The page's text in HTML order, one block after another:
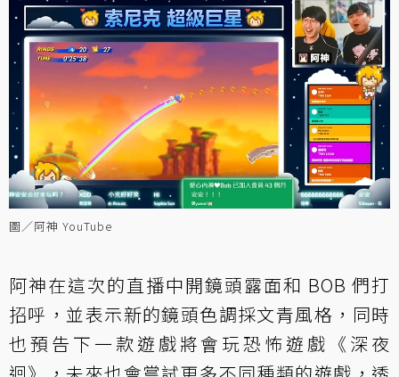
圖／阿神 YouTube
阿神在這次的直播中開鏡頭露面和 BOB 們打
招呼，並表示新的鏡頭色調採文青風格，同時
也預告下一款遊戲將會玩恐怖遊戲《深夜